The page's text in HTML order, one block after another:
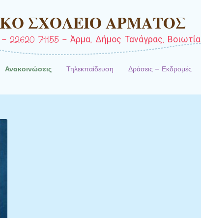
ΣΧΟΛΕΙΟ ΑΡΜΑΤΟΣ
22620 71155 – Άρμα, Δήμος Τανάγρας, Βοιωτία
Ανακοινώσεις Τηλεκπαίδευση Δράσεις – Εκδρομές